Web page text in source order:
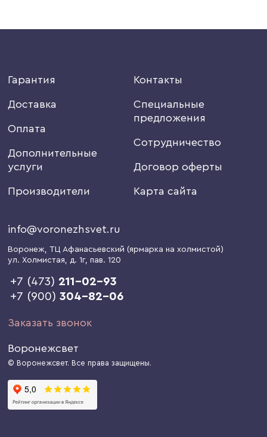
Гарантия
Доставка
Оплата
Дополнительные
услуги
Производители
Контакты
Специальные
предложения
Сотрудничество
Договор оферты
Карта сайта
info@voronezhsvet.ru
Воронеж, ТЦ Афанасьевский (ярмарка на холмистой)
ул. Холмистая, д. 1г, пав. 120
+7 (473) 211-02-93
+7 (900)304-82-06
Заказать звонок
Воронежсвет
© Воронежсвет. Все права защищены.